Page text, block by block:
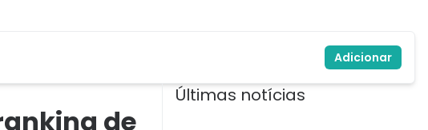
Adicionar
de
Últimas notícias